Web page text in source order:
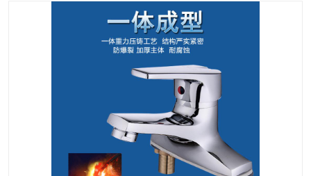
涂料辅材